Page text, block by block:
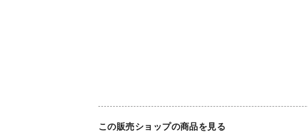
この販売ショップの商品を見る